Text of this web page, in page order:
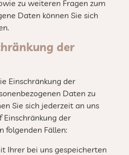
zu weiteren Fragen zum
Daten können Sie sich
der
Einschränkung der
Daten zu
Sie sich jederzeit an uns
Einschränkung der
folgenden Fällen:
Ihrer bei uns gespeicherten